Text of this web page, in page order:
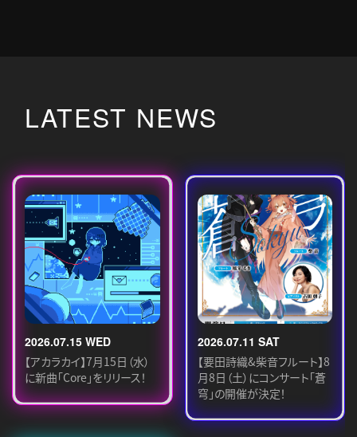
LATEST NEWS
2026.07.15 WED
【アカラカイ】7月15日（水）
に新曲「Core」をリリース！
2026.07.11 SAT
【要田詩織&柴音フルート】8
月8日（土）にコンサート「蒼
穹」の開催が決定！